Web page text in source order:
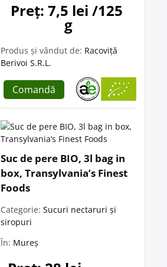
Preț: 7,5 lei /125
g
Produs și vândut de: Racoviță
Berivoi S.R.L.
Comandă
Suc de pere BIO, 3l bag in
box, Transylvania’s Finest
Foods
Categorie: Sucuri nectaruri și
siropuri
În: Mureș